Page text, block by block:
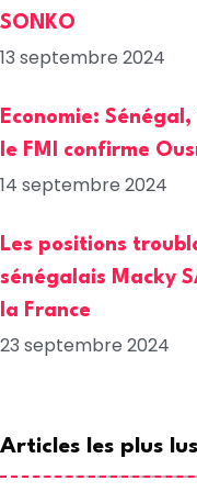
SONKO
13 septembre 2024
Economie:
le FMI confirme
14 septembre 2024
Les positions
sénégalais Macky
la France
23 septembre 2024
Articles les plus lus